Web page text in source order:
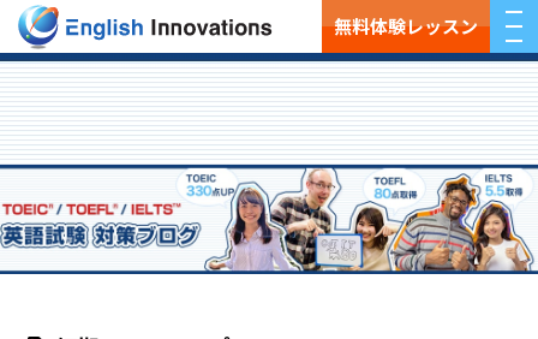
無料体験レッスン